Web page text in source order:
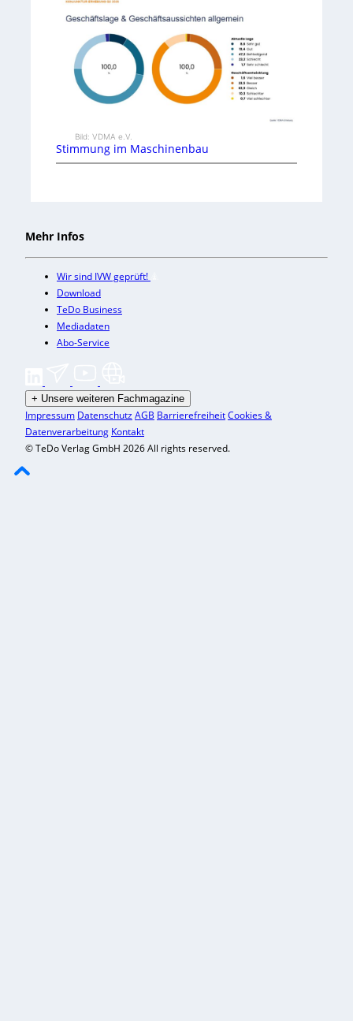
Bild: VDMA e.V.
Stimmung im Maschinenbau
Mehr Infos
Wir sind IVW geprüft!
Download
TeDo Business
Mediadaten
Abo-Service
+ Unsere weiteren Fachmagazine
Impressum DatenschutzAGB BarrierefreiheitCookies &
Datenverarbeitung Kontakt
© TeDo Verlag GmbH 2026 All rights reserved.